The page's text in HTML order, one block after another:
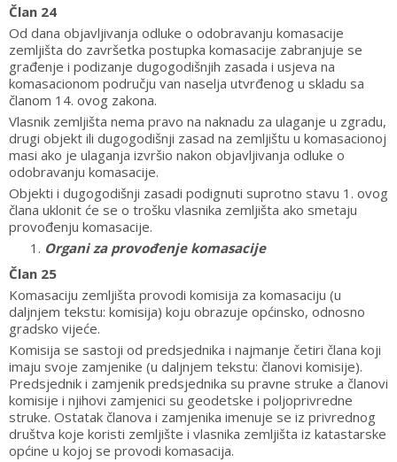
Član 24
Od dana objavljivanja odluke o odobravanju komasacije
zemljišta do završetka postupka komasacije zabranjuje se
građenje i podizanje dugogodišnjih zasada i usjeva na
komasacionom području van naselja utvrđenog u skladu sa
članom 14. ovog zakona.
Vlasnik zemljišta nema pravo na naknadu za ulaganje u zgradu,
drugi objekt ili dugogodišnji zasad na zemljištu u komasacionoj
masi ako je ulaganja izvršio nakon objavljivanja odluke o
odobravanju komasacije.
Objekti i dugogodišnji zasadi podignuti suprotno stavu 1. ovog
člana uklonit će se o trošku vlasnika zemljišta ako smetaju
provođenju komasacije.
Organi za provođenje komasacije
Član 25
Komasaciju zemljišta provodi komisija za komasaciju (u
daljnjem tekstu: komisija) koju obrazuje općinsko, odnosno
gradsko vijeće.
Komisija se sastoji od predsjednika i najmanje četiri člana koji
imaju svoje zamjenike (u daljnjem tekstu: članovi komisije).
Predsjednik i zamjenik predsjednika su pravne struke a članovi
komisije i njihovi zamjenici su geodetske i poljoprivredne
struke. Ostatak članova i zamjenika imenuje se iz privrednog
društva koje koristi zemljište i vlasnika zemljišta iz katastarske
općine u kojoj se provodi komasacija.